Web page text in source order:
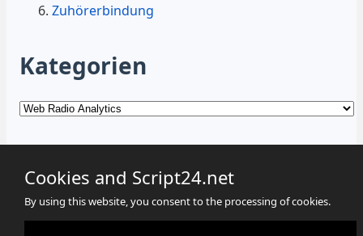
Zuhörerbindung
Kategorien
Kategorien
Cookies Datenschutz Impressum
Cookies and Script24.net
By using this website, you consent to the processing of cookies.